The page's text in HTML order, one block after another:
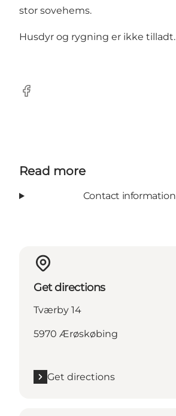
stor sovehems.
Husdyr og rygning er ikke tilladt.
Facebook
Read more
Contact information
Get directions
Tværby 14
5970 Ærøskøbing
Get directions